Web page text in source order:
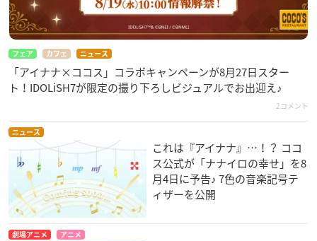
フェア カフェ ニュース
「アイナナ×ココス」コラボキャンペーンが8月27日スター
ト！IDOLiSH7が限定の撮り下ろしビジュアルでお出迎え♪
2コメント
ニュース
これは『アイナナ』…！？ ココ
ス公式が「ナナイロの幸せ」を8
月4日に予告♪ 7色の音楽記号テ
ィザーを公開
劇場アニメ アニメ